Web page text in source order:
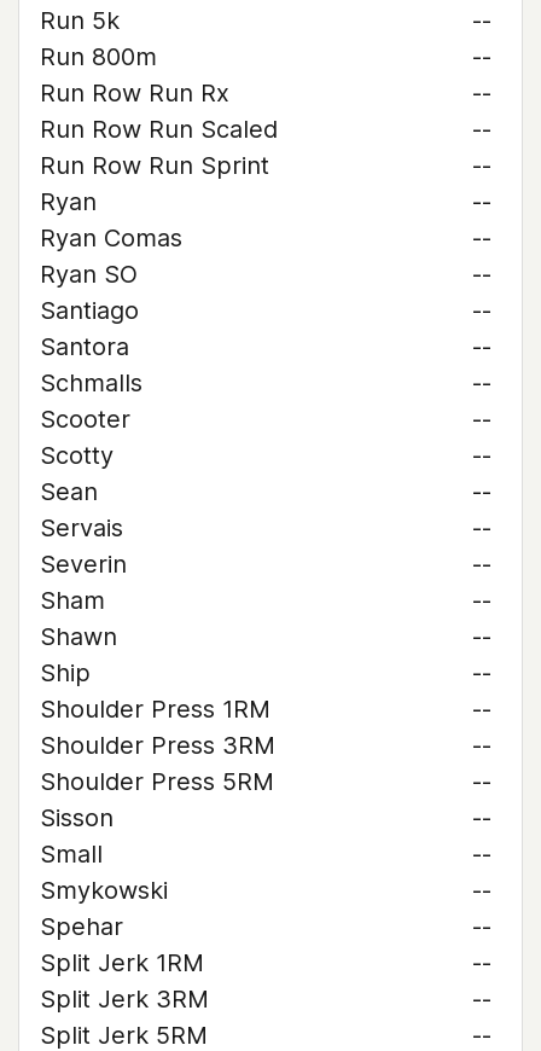
Run 5k
--
Run 800m
--
Run Row Run Rx
--
Run Row Run Scaled
--
Run Row Run Sprint
--
Ryan
--
Ryan Comas
--
Ryan SO
--
Santiago
--
Santora
--
Schmalls
--
Scooter
--
Scotty
--
Sean
--
Servais
--
Severin
--
Sham
--
Shawn
--
Ship
--
Shoulder Press 1RM
--
Shoulder Press 3RM
--
Shoulder Press 5RM
--
Sisson
--
Small
--
Smykowski
--
Spehar
--
Split Jerk 1RM
--
Split Jerk 3RM
--
Split Jerk 5RM
--